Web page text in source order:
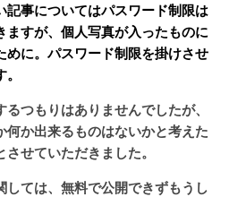
記事についてはパスワード制限は
ますが、個人写真が入ったものに
めに。パスワード制限を掛けさせ
つもりはありませんでしたが、
何か出来るものはないかと考えた
せていただきました。
しては、無料で公開できずもうし